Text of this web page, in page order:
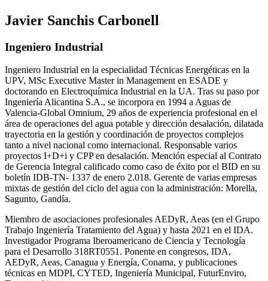
Javier Sanchis Carbonell
Ingeniero Industrial
Ingeniero Industrial en la especialidad Técnicas Energéticas en la
UPV, MSc Executive Master in Management en ESADE y
doctorando en Electroquímica Industrial en la UA. Tras su paso por
Ingeniería Alicantina S.A., se incorpora en 1994 a Aguas de
Valencia-Global Omnium, 29 años de experiencia profesional en el
área de operaciones del agua potable y dirección desalación, dilatada
trayectoria en la gestión y coordinación de proyectos complejos
tanto a nivel nacional como internacional. Responsable varios
proyectos I+D+i y CPP en desalación. Mención especial al Contrato
de Gerencia Integral calificado como caso de éxito por el BID en su
boletín IDB-TN- 1337 de enero 2.018. Gerente de varias empresas
mixtas de gestión del ciclo del agua con la administración: Morella,
Sagunto, Gandía.
Miembro de asociaciones profesionales AEDyR, Aeas (en el Grupo
Trabajo Ingeniería Tratamiento del Agua) y hasta 2021 en el IDA.
Investigador Programa Iberoamericano de Ciencia y Tecnología
para el Desarrollo 318RT0551. Ponente en congresos, IDA,
AEDyR, Aeas, Canagua y Energía, Conama, y publicaciones
técnicas en MDPI, CYTED, Ingeniería Municipal, FuturEnviro,